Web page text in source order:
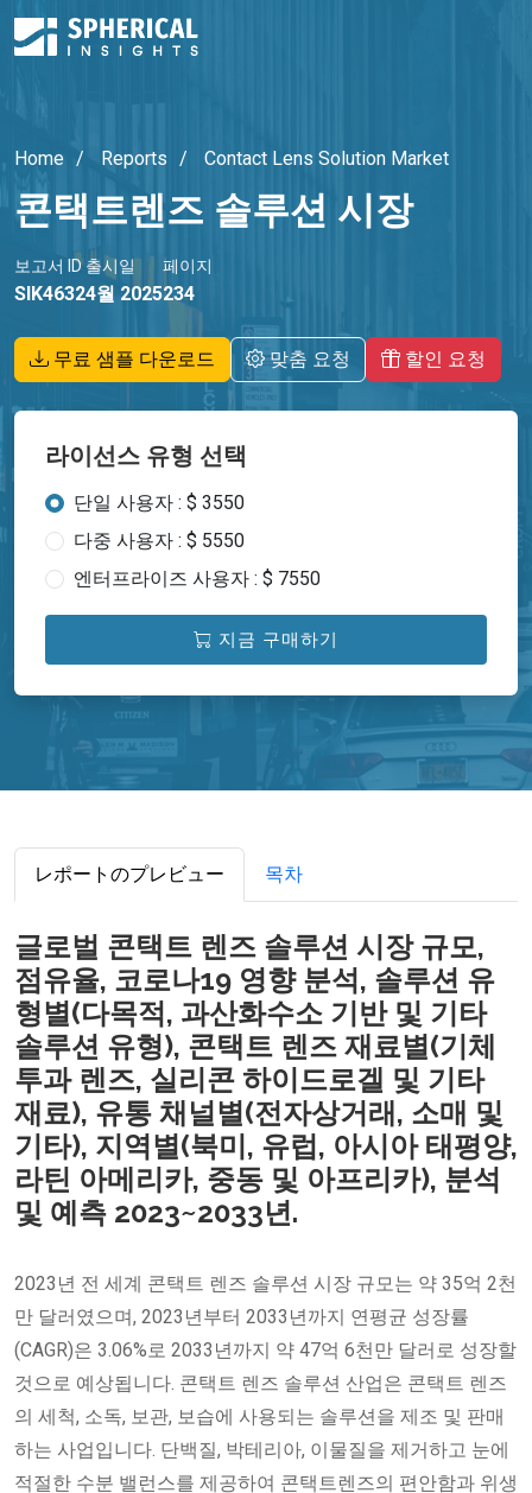
Home Reports Contact Lens Solution Market
콘택트렌즈 솔루션 시장
보고서 ID
SIK4632
출시일
4월 2025
페이지
234
무료 샘플 다운로드 맞춤 요청 할인 요청
라이선스 유형 선택
단일 사용자 : $ 3550
다중 사용자 : $ 5550
엔터프라이즈 사용자 : $ 7550
지금 구매하기
レポートのプレビュー 목차
글로벌 콘택트 렌즈 솔루션 시장 규모,
점유율, 코로나19 영향 분석, 솔루션 유
형별(다목적, 과산화수소 기반 및 기타
솔루션 유형), 콘택트 렌즈 재료별(기체
투과 렌즈, 실리콘 하이드로겔 및 기타
재료), 유통 채널별(전자상거래, 소매 및
기타), 지역별(북미, 유럽, 아시아 태평양,
라틴 아메리카, 중동 및 아프리카), 분석
및 예측 2023~2033년.
2023년 전 세계 콘택트 렌즈 솔루션 시장 규모는 약 35억 2천
만 달러였으며, 2023년부터 2033년까지 연평균 성장률
(CAGR)은 3.06%로 2033년까지 약 47억 6천만 달러로 성장할
것으로 예상됩니다. 콘택트 렌즈 솔루션 산업은 콘택트 렌즈
의 세척, 소독, 보관, 보습에 사용되는 솔루션을 제조 및 판매
하는 사업입니다. 단백질, 박테리아, 이물질을 제거하고 눈에
적절한 수분 밸런스를 제공하여 콘택트렌즈의 편안함과 위생